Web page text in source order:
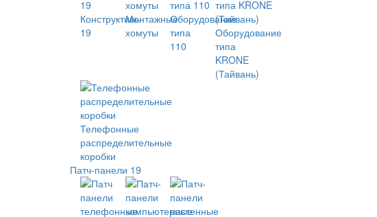
Конструктивы
19
Монтажные
хомуты
Оборудование
типа
110
Оборудование
типа
KRONE
(Тайвань)
Телефонные
распределительные
коробки
Патч-панели 19